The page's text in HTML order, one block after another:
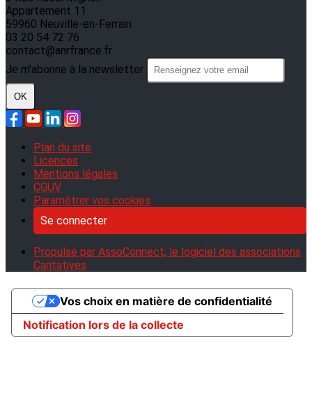
Appartement 11
59960 Neuville-en-Ferrain
03 20 54 72 76
contact@anrfrance.fr
Je m'abonne à la newsletter
OK
Plan du site
Licences
Mentions légales
CGUV
Paramétrer vos cookies
Se connecter
Propulsé par AssoConnect, le logiciel des associations
Caritatives
Notification lors de la collecte
Vos choix en matière de confidentialité